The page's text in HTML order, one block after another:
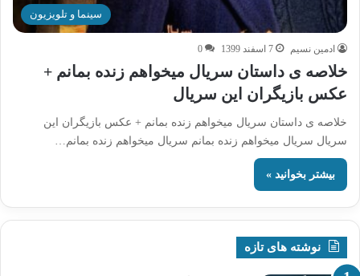
سینما و تلویزیون
ادمین نسیم 7 اسفند 1399 0
خلاصه ی داستان سریال میخواهم زنده بمانم +
عکس بازیگران این سریال
خلاصه ی داستان سریال میخواهم زنده بمانم + عکس بازیگران این
سریال سریال میخواهم زنده بمانم سریال میخواهم زنده بمانم…
بیشتر بخوانید »
نوشته های تازه